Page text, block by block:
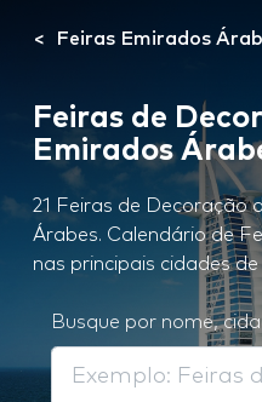
Feiras Emirados
Feiras de
Emirados
21 Feiras de Decoração
Árabes. Calendário de
nas principais cidades
Busque por nome,